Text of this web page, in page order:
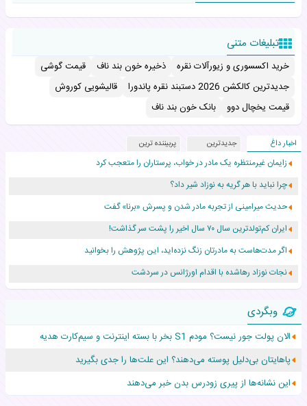
تبلیغات متنی
خرید اکسسوری و زیورآلات نقره ذخیره خون بند ناف
قیمت گوشی
جدیدترین کالکشن 2026 دستبند نقره پاندورا
قالیشویی کوروش
قیمت یخچال دوو
بانک خون بند ناف
اخبار داغ جدیدترین پربیننده ترین
زایمان غیرمنتظره یک مادر در خواب، پرستاران را متعجب کرد
چرا نباید با هر گریه به نوزاد شیر داد؟
حدیث میرامینی از تجربه مادر شدن و پسرش «برنا» گفت
ایران کم‌تولدترین سال ۷۰ سال اخیر را پشت سر گذاشت!
اگر مدت‌هاست به مادرتان زنگ نزده‌اید، این پژوهش را بخوانید
نجات نوزاد رهاشده با اقدام اورژانس در سردشت
۵۵۹ نوزاد در پرو با نام «هالند» به دنیا آمدند!
زن ۲۴ ساله پس از درمان سرطان رحم، مادر شد
افزایش قد این دختر، چند میلیون دلار برای پدرش خرج داشته
حرکت غیرقانونی یک پرستار، جان دوقلوها را نجات داد!
وبگردی
الان پولت جور نیست؟ مودم S1 بخر با بسته اینترنت و سیم‌کارت هدیه
پاهایتان بی‌دلیل پوسته می‌دهند؟ این علت‌ها را جدی بگیرید
این نشانه‌ها از پیری زودرس بدن خبر می‌دهند